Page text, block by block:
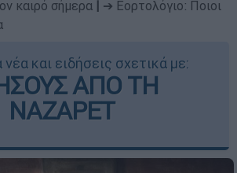
καιρό σήμερα
➔ Εορτολόγιο: Ποιοι
και ειδήσεις σχετικά με:
ΑΠΟ ΤΗ
ΝΑΖΑΡΕΤ